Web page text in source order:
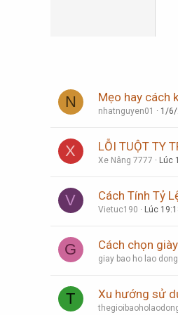
N Mẹo hay cách
nhatnguyen01 1/6/
X LỖI TUỘT TY
Xe Nâng 7777 Lúc
V Cách Tính Tỷ
Vietuc190 Lúc
G Cách chọn
giay bao ho lao dong
T Xu hướng sử